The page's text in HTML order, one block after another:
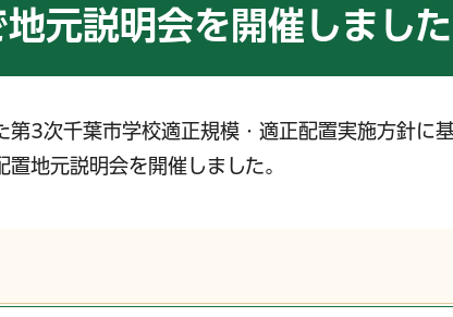
元説明会を開催しました
3次千葉市学校適正規模・適正配置実施方針に
地元説明会を開催しました。